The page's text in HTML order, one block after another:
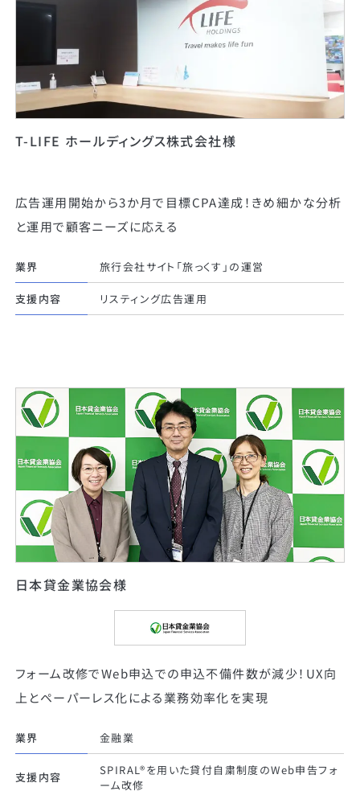
T-LIFE ホールディングス株式会社様
広告運用開始から3か月で目標CPA達成！きめ細かな分析
と運用で顧客ニーズに応える
業界 旅行会社サイト「旅っくす」の運営
支援内容 リスティング広告運用
日本貸金業協会様
フォーム改修でWeb申込での申込不備件数が減少！UX向
上とペーパーレス化による業務効率化を実現
業界 金融業
支援内容
SPIRAL®︎を用いた貸付自粛制度のWeb申告フォ
ーム改修